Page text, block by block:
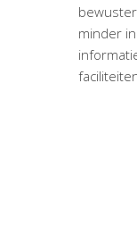
minder